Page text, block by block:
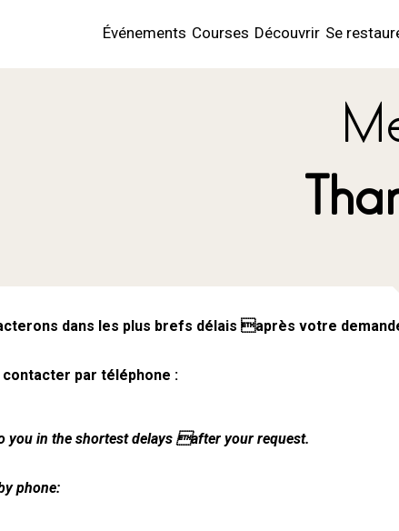
Événements Courses Découvrir Se
dans les plus brefs délais après votre
par téléphone :
you in the shortest delays after your request.
phone: